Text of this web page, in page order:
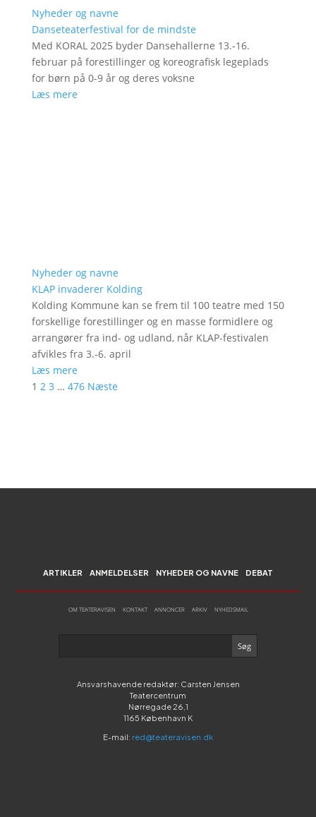
Nyheder og navne
Danseteaterfestival for de mindste
Med KORAL 2025 byder Dansehallerne 13.-16.
februar på forestillinger og koreografisk legeplads
for børn på 0-9 år og deres voksne
Læs mere
Nyheder og navne
KLAP invaderer Kolding
Kolding Kommune kan se frem til 100 teatre med 150
forskellige forestillinger og en masse formidlere og
arrangører fra ind- og udland, når KLAP-festivalen
afvikles fra 3.-6. april
Læs mere
1 2 3 … 476 Næste
ARTIKLER ANMELDELSER NYHEDER OG NAVNE DEBAT
OM TEATERAVISEN KONTAKT ANNONCER ARKIV NYHEDSMAIL
Ansvarshavende redaktør: Carsten Jensen
Teatercentrum
Nørregade 26,1
1165 København K
E-mail: red@teateravisen.dk